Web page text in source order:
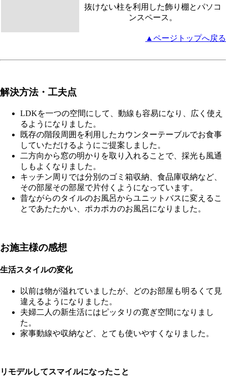
抜けない柱を利用した飾り棚とパソコ
ンスペース。
▲ページトップへ戻る
解決方法・工夫点
LDKを一つの空間にして、動線も容易になり、広く使え
るようになりました。
既存の階段周囲を利用したカウンターテーブルでお食事
していただけるようにご提案しました。
二方向から窓の明かりを取り入れることで、採光も風通
しもよくなりました。
キッチン周りでは分別のゴミ箱収納、食品庫収納など、
その部屋その部屋で片付くようになっています。
昔ながらのタイルのお風呂からユニットバスに変えるこ
とであたたかい、ポカポカのお風呂になりました。
お施主様の感想
生活スタイルの変化
以前は物が溢れていましたが、どのお部屋も明るくて見
違えるようになりました。
夫婦二人の新生活にはピッタリの寛ぎ空間になりまし
た。
家事動線や収納など、とても使いやすくなりました。
リモデルしてスマイルになったこと